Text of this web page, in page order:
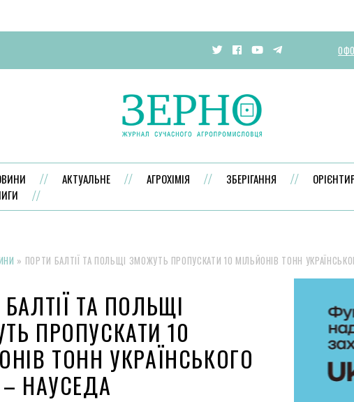
АКТУАЛЬНЕ АГРОХІМІЯ ЗБЕРІГАННЯ
» ПОРТИ БАЛТІЇ ТА ПОЛЬЩІ ЗМОЖУТЬ ПРОПУСКАТИ 10 МІЛЬЙОНІВ ТОНН
ТА ПОЛЬЩІ
ПРОПУСКАТИ 10
ТОНН УКРАЇНСЬКОГО
НАУСЕДА